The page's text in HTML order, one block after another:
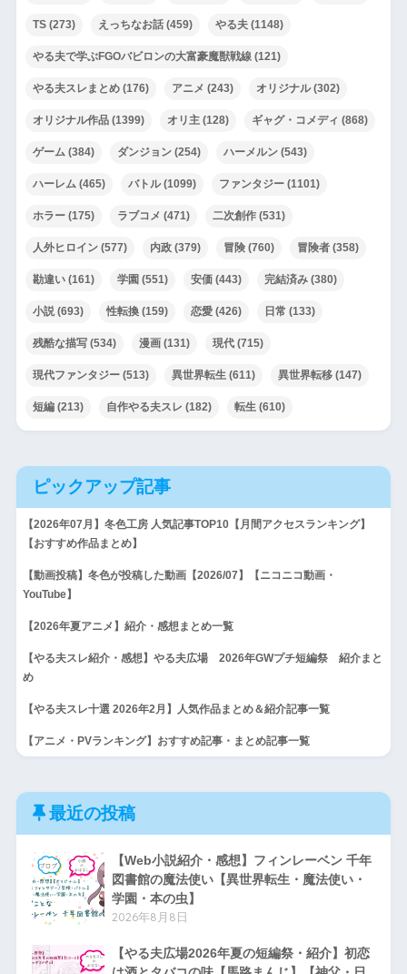
TS(273) えっちなお話(459) やる夫(1148)
やる夫で学ぶFGOバビロンの大富豪魔獣戦線(121)
やる夫スレまとめ(176) アニメ (243) オリジナル(302)
オリジナル作品(1399) オリ主(128) ギャグ・コメディ (868)
ゲーム (384) ダンジョン(254) ハーメルン(543)
ハーレム (465) バトル(1099) ファンタジー(1101)
ホラー(175) ラブコメ (471) 二次創作(531)
人外ヒロイン(577) 内政(379) 冒険(760) 冒険者(358)
勘違い(161) 学園 (551) 安価(443) 完結済み(380)
小説(693) 性転換(159) 恋愛(426) 日常 (133)
残酷な描写(534) 漫画(131) 現代(715)
現代ファンタジー(513) 異世界転生(611) 異世界転移(147)
短編(213) 自作やる夫スレ (182) 転生(610)
ピックアップ記事
【2026年07月】冬色工房 人気記事TOP10【月間アクセスランキング】
【おすすめ作品まとめ】
【動画投稿】冬色が投稿した動画【2026/07】【ニコニコ動画・
YouTube】
【2026年夏アニメ】紹介・感想まとめ一覧
【やる夫スレ紹介・感想】やる夫広場 2026年GWプチ短編祭 紹介まと
め
【やる夫スレ十選 2026年2月】人気作品まとめ＆紹介記事一覧
【アニメ・PVランキング】おすすめ記事・まとめ記事一覧
最近の投稿
【Web小説紹介・感想】フィンレーベン 千年
図書館の魔法使い【異世界転生・魔法使い・
学園・本の虫】
2026年8月8日
【やる夫広場2026年夏の短編祭・紹介】初恋